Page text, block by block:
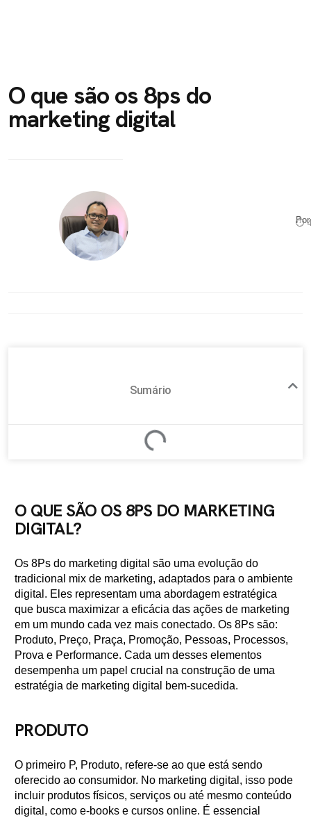
O que são os 8ps do
marketing digital
⏱
Sumário
O QUE SÃO OS 8PS DO MARKETING
DIGITAL?
Os 8Ps do marketing digital são uma evolução do
tradicional mix de marketing, adaptados para o ambiente
digital. Eles representam uma abordagem estratégica
que busca maximizar a eficácia das ações de marketing
em um mundo cada vez mais conectado. Os 8Ps são:
Produto, Preço, Praça, Promoção, Pessoas, Processos,
Prova e Performance. Cada um desses elementos
desempenha um papel crucial na construção de uma
estratégia de marketing digital bem-sucedida.
PRODUTO
O primeiro P, Produto, refere-se ao que está sendo
oferecido ao consumidor. No marketing digital, isso pode
incluir produtos físicos, serviços ou até mesmo conteúdo
digital, como e-books e cursos online. É essencial